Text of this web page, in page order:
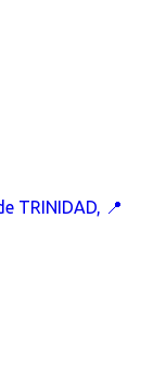
TRINIDAD, 📍